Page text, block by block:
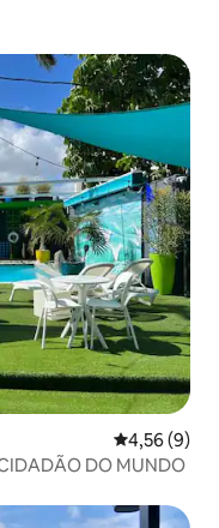
4,56 de uma
4,56 (9)
DO MUNDO